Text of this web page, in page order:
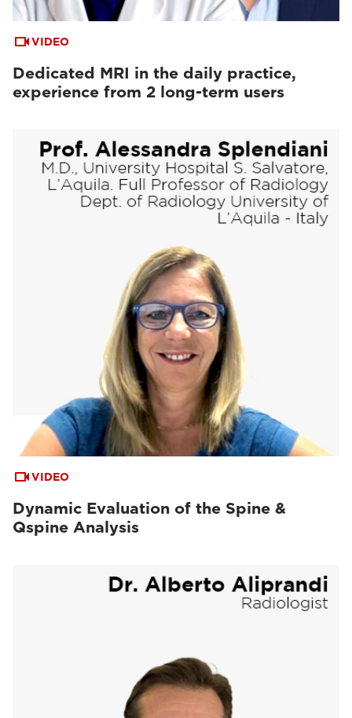
VIDEO
Dedicated MRI in the daily practice,
experience from 2 long-term users
VIDEO
Dynamic Evaluation of the Spine &
Qspine Analysis